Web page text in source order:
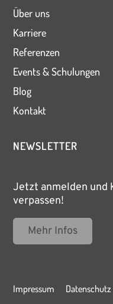
Über uns
Karriere
Referenzen
Events & Schulungen
Blog
Kontakt
NEWSLETTER
Jetzt anmelden und
verpassen!
Mehr Infos
Impressum Datenschutz